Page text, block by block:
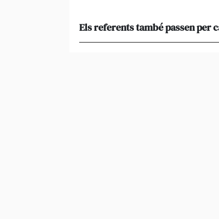
Els referents també passen per